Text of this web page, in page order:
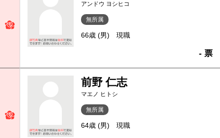
アンドウ ヨシヒコ
無所属
66歳 (男) 現職
- 票
前野 仁志
マエノ ヒトシ
無所属
64歳 (男) 現職